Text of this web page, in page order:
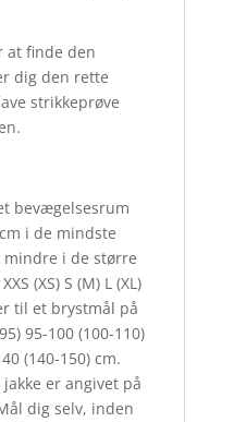
at finde den
dig den rette
strikkeprøve
bevægelsesrum
i de mindste
i de større
(XS) S (M) L (XL)
til et brystmål på
95-100 (100-110)
(140-150) cm.
er angivet på
dig selv, inden